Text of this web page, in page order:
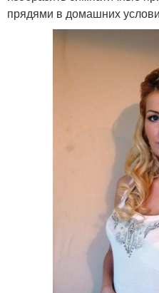
прядями в домашних